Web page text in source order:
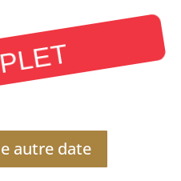
autre date